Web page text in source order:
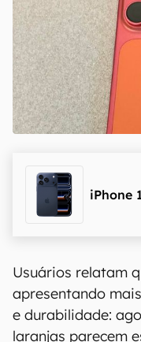
iPhone
Usuários relatam
apresentando
e durabilidade:
laranjas parecem